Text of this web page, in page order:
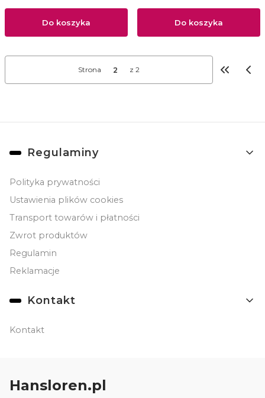
Do koszyka Do koszyka
Wróć do
Strona z 2
Linki w stopce
Regulaminy
Polityka prywatności
Ustawienia plików cookies
Transport towarów i płatności
Zwrot produktów
Regulamin
Reklamacje
Kontakt
Kontakt
Hansloren.pl